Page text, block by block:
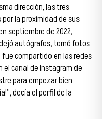
dirección, las tres
la proximidad de sus
septiembre de 2022,
autógrafos, tomó fotos
compartido en las redes
canal de Instagram de
para empezar bien
decía el perfil de la